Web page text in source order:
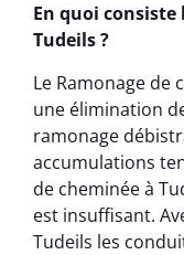
En quoi consiste
Tudeils ?
Le Ramonage de
une élimination
ramonage
accumulations
de cheminée à
est insuffisant.
Tudeils les